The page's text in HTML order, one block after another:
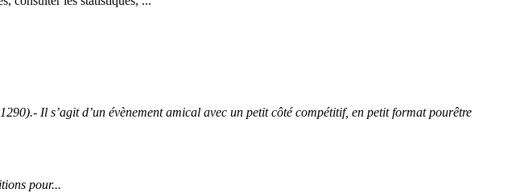
Il s’agit d’un évènement amical avec un petit côté compétitif, en petit format pourêtre
pour...